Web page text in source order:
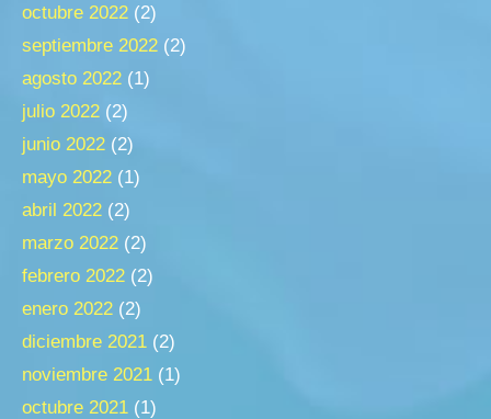
octubre 2022 (2)
septiembre 2022 (2)
agosto 2022 (1)
julio 2022 (2)
junio 2022 (2)
mayo 2022 (1)
abril 2022 (2)
marzo 2022 (2)
febrero 2022 (2)
enero 2022 (2)
diciembre 2021 (2)
noviembre 2021 (1)
octubre 2021 (1)